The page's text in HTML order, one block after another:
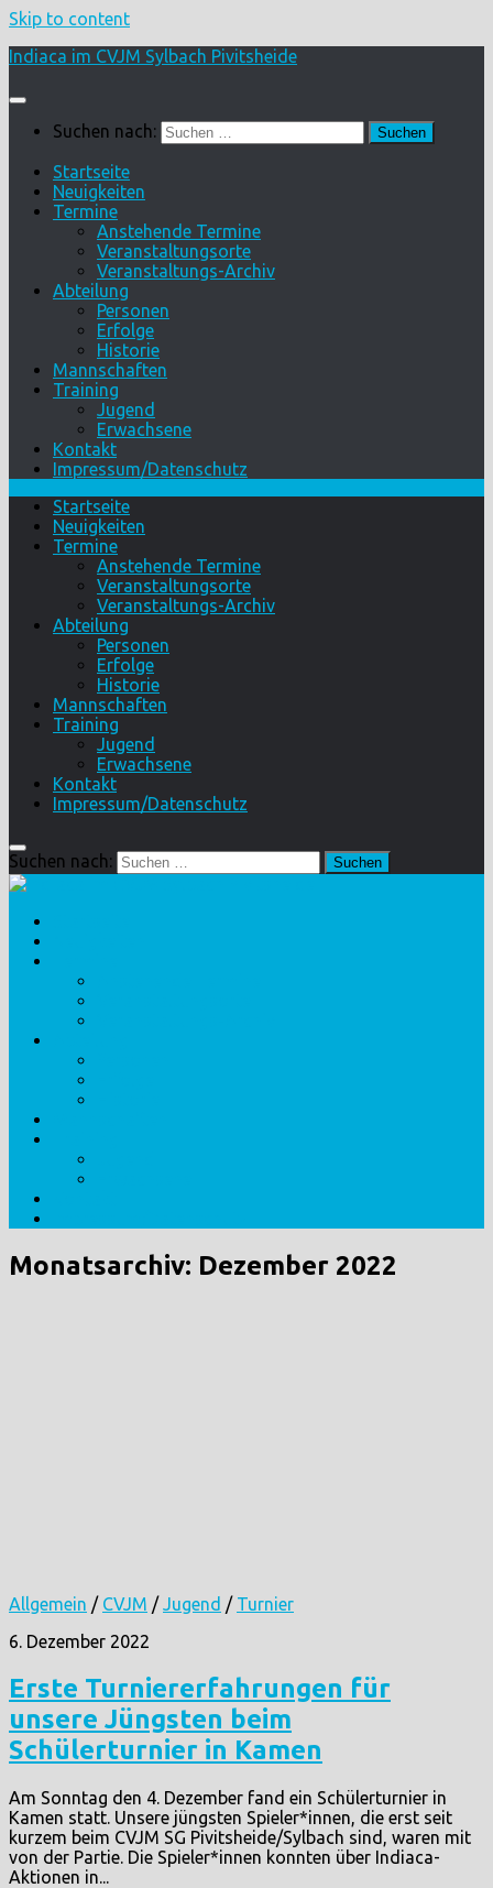
Skip to content
Indiaca im CVJM Sylbach Pivitsheide
Suchen nach:
Startseite
Neuigkeiten
Termine
Anstehende Termine
Veranstaltungsorte
Veranstaltungs-Archiv
Abteilung
Personen
Erfolge
Historie
Mannschaften
Training
Jugend
Erwachsene
Kontakt
Impressum/Datenschutz
Startseite
Neuigkeiten
Termine
Anstehende Termine
Veranstaltungsorte
Veranstaltungs-Archiv
Abteilung
Personen
Erfolge
Historie
Mannschaften
Training
Jugend
Erwachsene
Kontakt
Impressum/Datenschutz
Suchen nach:
Monatsarchiv: Dezember 2022
Allgemein / CVJM /Jugend / Turnier
6. Dezember 2022
Erste Turniererfahrungen für
unsere Jüngsten beim
Schülerturnier in Kamen
Am Sonntag den 4. Dezember fand ein Schülerturnier in
Kamen statt. Unsere jüngsten Spieler*innen, die erst seit
kurzem beim CVJM SG Pivitsheide/Sylbach sind, waren mit
von der Partie. Die Spieler*innen konnten über Indiaca-
Aktionen in...